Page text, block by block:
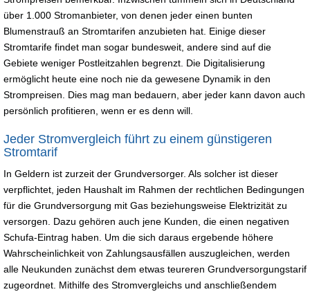
über 1.000 Stromanbieter, von denen jeder einen bunten
Blumenstrauß an Stromtarifen anzubieten hat. Einige dieser
Stromtarife findet man sogar bundesweit, andere sind auf die
Gebiete weniger Postleitzahlen begrenzt. Die Digitalisierung
ermöglicht heute eine noch nie da gewesene Dynamik in den
Strompreisen. Dies mag man bedauern, aber jeder kann davon auch
persönlich profitieren, wenn er es denn will.
Jeder Stromvergleich führt zu einem günstigeren
Stromtarif
In Geldern ist zurzeit der Grundversorger. Als solcher ist dieser
verpflichtet, jeden Haushalt im Rahmen der rechtlichen Bedingungen
für die Grundversorgung mit Gas beziehungsweise Elektrizität zu
versorgen. Dazu gehören auch jene Kunden, die einen negativen
Schufa-Eintrag haben. Um die sich daraus ergebende höhere
Wahrscheinlichkeit von Zahlungsausfällen auszugleichen, werden
alle Neukunden zunächst dem etwas teureren Grundversorgungstarif
zugeordnet. Mithilfe des Stromvergleichs und anschließendem